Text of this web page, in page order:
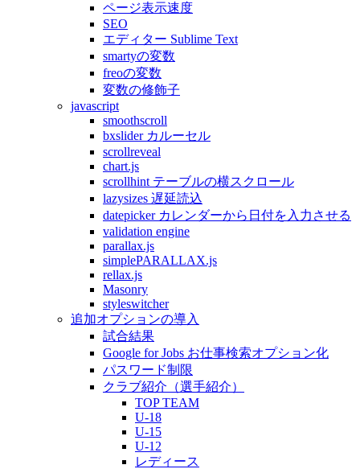
ページ表示速度
SEO
エディター Sublime Text
smartyの変数
freoの変数
変数の修飾子
javascript
smoothscroll
bxslider カルーセル
scrollreveal
chart.js
scrollhint テーブルの横スクロール
lazysizes 遅延読込
datepicker カレンダーから日付を入力させる
validation engine
parallax.js
simplePARALLAX.js
rellax.js
Masonry
styleswitcher
追加オプションの導入
試合結果
Google for Jobs お仕事検索オプション化
パスワード制限
クラブ紹介（選手紹介）
TOP TEAM
U-18
U-15
U-12
レディース